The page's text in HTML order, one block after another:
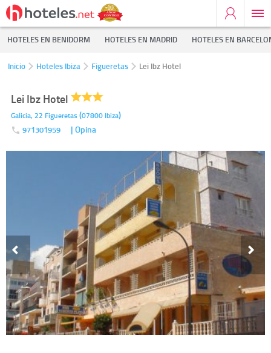
HOTELES EN BENIDORM HOTELES EN MADRID HOTELES EN
Inicio Hoteles Ibiza Figueretas Lei Ibz Hotel
Lei Ibz Hotel
Galicia, 22 Figueretas (07800 Ibiza)
971301959 | Opina